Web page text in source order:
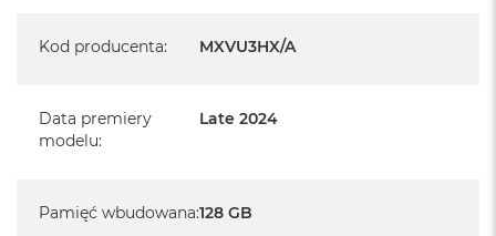
realizowaną w każdym autoryzowanym punkcie
Posiada fabryczne opakowanie
Kod producenta: MXVU3HX/A
Data premiery
modelu:
Late 2024
Pamięć wbudowana:128 GB